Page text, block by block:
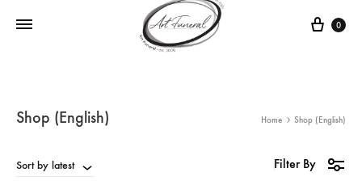
0
Shop (English) Home Shop (English)
Sort by latest Filter By